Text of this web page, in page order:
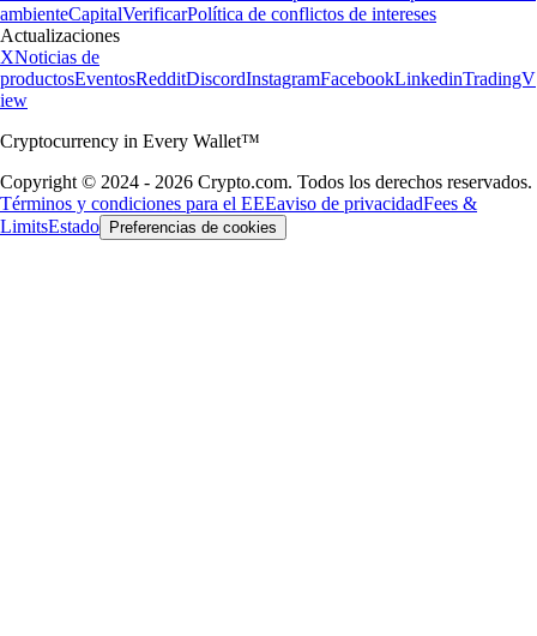
ambienteCapitalVerificarPolítica de conflictos de intereses
Actualizaciones
XNoticias de
productosEventosRedditDiscordInstagramFacebookLinkedinTradingV
iew
Cryptocurrency in Every Wallet™
Copyright © 2024 - 2026 Crypto.com. Todos los derechos reservados.
Términos y condiciones para el EEEaviso de privacidadFees &
LimitsEstado Preferencias de cookies